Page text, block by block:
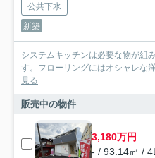
公共下水
新築
システムキッチンは必要な物が組
す。フローリングにはオシャレな
見る
販売中の物件
3,180万円
- / 93.14㎡ /